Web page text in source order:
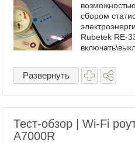
сбором
Rubetek RE-
том числе с
управления,
Развернуть
Тест-обзор | Wi-Fi
A7000R